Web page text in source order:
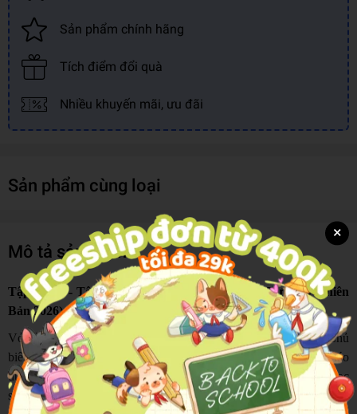
Sản phẩm chính hãng
Tích điểm đổi quà
Nhiều khuyến mãi, ưu đãi
Sản phẩm cùng loại
Mô tả sản phẩm
Tập Viết 3 - Tập 2 (Tích Hợp Phát Triển Năng Lực Số) (Phiên
Bản 2026)
Vở bài tập tích hợp phát triển năng lực số được biên soạn bởi Chủ
biên, tác giả Sách giáo khoa và chuyên gia Viện Khoa học Giáo
dục,... Quan điểm biên soạn cốt lõi là lấy hoạt động học của học
sinh làm trung tâm, lấy sách giáo khoa làm trục và năng lực làm
×